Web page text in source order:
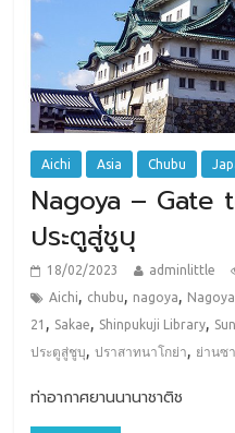
Aichi Asia Chubu
Nagoya – Gate
ประตูสู่ชูบุ
18/02/2023 adminlittle
Aichi, chubu, nagoya,
21 , Sakae, Shinpukuji Library,
ประตูสู่ชูบุ,ปราสาทนาโกย่า, ย่านซ
ท่าอากาศยานนานาชาติช